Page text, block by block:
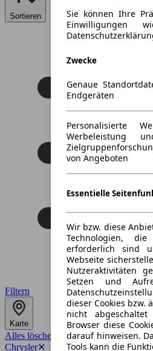
Sortieren
Filtern
Karte
Alles löschen
Chrysler✕
Sie können Ihre
Einwilligungen
Zwecke
Genaue
Endgeräten
Personalisierte
Werbeleistung
von Angeboten
Essentielle
Wir bzw. diese
Technologien,
erforderlich sind
Webseite
Nutzeraktivitäten
Setzen und
dieser Cookies bzw.
nicht
Browser diese
darauf hinweisen.
Tools kann die